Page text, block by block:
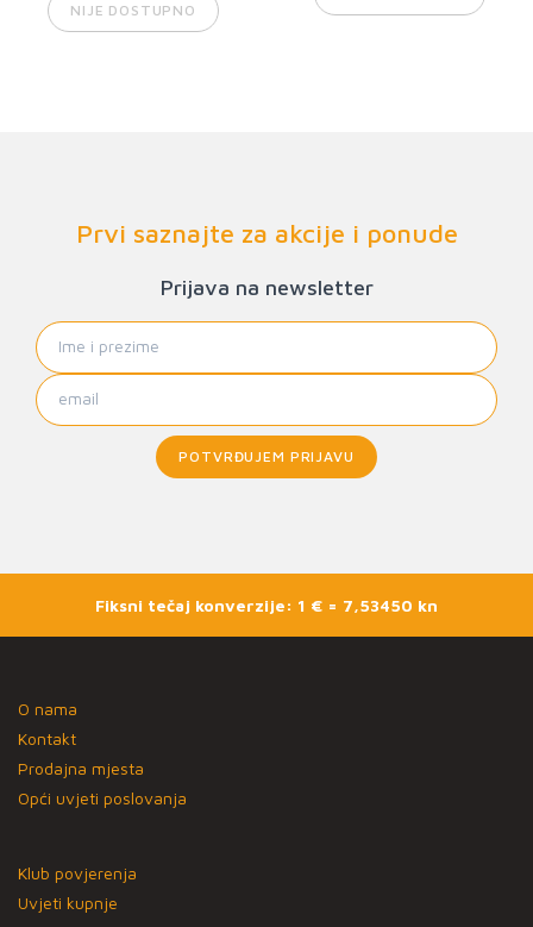
NIJE DOSTUPNO
Prvi saznajte za akcije i ponude
Prijava na newsletter
POTVRĐUJEM PRIJAVU
Fiksni tečaj konverzije: 1 € = 7,53450 kn
O nama
Kontakt
Prodajna mjesta
Opći uvjeti poslovanja
Klub povjerenja
Uvjeti kupnje